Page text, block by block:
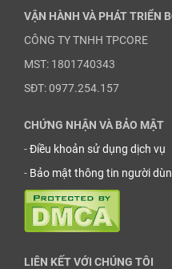
VẬN HÀNH VÀ PHÁT TRIỂN
CÔNG TY TNHH TPCORE
MST: 1801740343
SĐT: 0977.254.157
CHỨNG NHẬN VÀ BẢO MẬT
-Điều khoản sử dụng dịch vụ
- Bảo mật thông tin người
LIÊN KẾT VỚI CHÚNG TÔI